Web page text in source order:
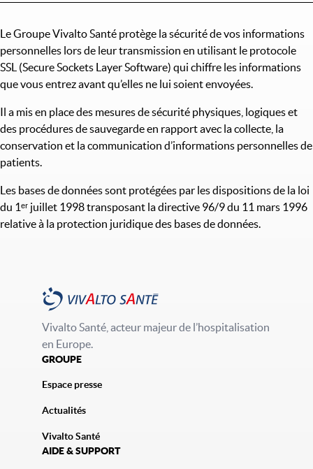
Le Groupe Vivalto Santé protège la sécurité de vos informations
personnelles lors de leur transmission en utilisant le protocole
SSL (Secure Sockets Layer Software) qui chiffre les informations
que vous entrez avant qu’elles ne lui soient envoyées.
Il a mis en place des mesures de sécurité physiques, logiques et
des procédures de sauvegarde en rapport avec la collecte, la
conservation et la communication d’informations personnelles de
patients.
Les bases de données sont protégées par les dispositions de la loi
du 1ᵉʳ juillet 1998 transposant la directive 96/9 du 11 mars 1996
relative à la protection juridique des bases de données.
Vivalto Santé, acteur majeur de l’hospitalisation
en Europe.
GROUPE
Espace presse
Actualités
Vivalto Santé
AIDE & SUPPORT